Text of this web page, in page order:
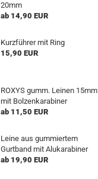
20mm
ab 14,90 EUR
Kurzführer mit Ring
15,90 EUR
ROXYS gumm. Leinen 15mm
mit Bolzenkarabiner
ab 11,50 EUR
Leine aus gummiertem
Gurtband mit Alukarabiner
ab 19,90 EUR